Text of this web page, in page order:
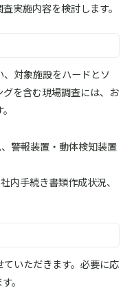
実施内容を検討します。
対象施設をハードとソ
を含む現場調査には、お
警報装置・動体検知装置
内手続き書類作成状況、
いただきます。必要に応
。